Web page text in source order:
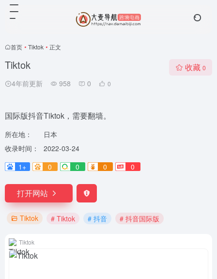
首页 • Tiktok • 正文
Tiktok
4年前更新 958 0 0
收藏 0
国际版抖音Tiktok，需要翻墙。
所在地：
日本
收录时间：
2022-03-24
1+
0 0 0 0
打开网站
Tiktok # Tiktok # 抖音 # 抖音国际版
Tiktok